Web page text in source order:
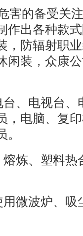
害的备受关
作出各种款
，防辐射职
闲装，众康
、电视台
，电脑、复
炼、塑料
微波炉、